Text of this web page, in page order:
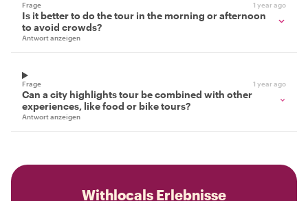
Frage 1 year ago
Is it better to do the tour in the morning or afternoon
to avoid crowds?
Antwort anzeigen
Frage 1 year ago
Can a city highlights tour be combined with other
experiences, like food or bike tours?
Antwort anzeigen
Withlocals Erlebnisse